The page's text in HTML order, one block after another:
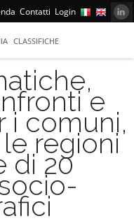
Contatti Login
CLASSIFICHE
e
i comuni,
regioni
di 20